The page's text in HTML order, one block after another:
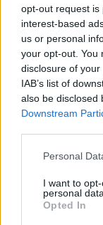
opt-out request is
interest-based
us or personal
your opt-out. You
disclosure of
IAB’s list of
also be disclosed
Downstream
Personal
I want to
personal data.
Opted In
occidente,o
aspettare
nuova
articoli
PRECEDENTE
Brotherhood:
Fantasy XV,
il finale